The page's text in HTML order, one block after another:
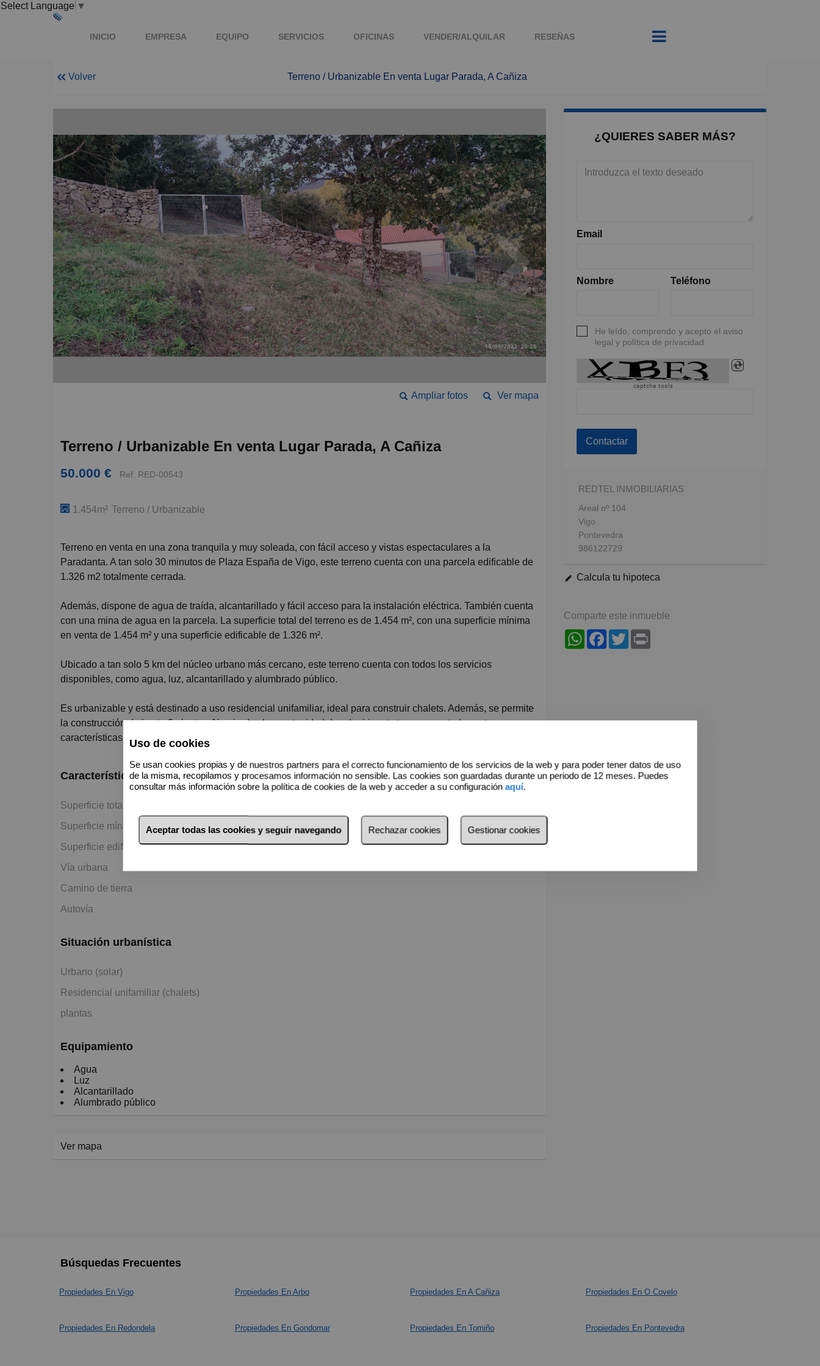
Select Language ▼
INICIO EMPRESA EQUIPO SERVICIOS OFICINAS VENDER/ALQUILAR RESEÑAS
Volver Terreno / Urbanizable En venta Lugar Parada, A Cañiza
Ver mapa
Ampliar fotos
Terreno / Urbanizable En venta Lugar Parada, A Cañiza
50.000 € Ref. RED-00543
1.454m² Terreno / Urbanizable
Terreno en venta en una zona tranquila y muy soleada, con fácil acceso y vistas espectaculares a la
Paradanta. A tan solo 30 minutos de Plaza España de Vigo, este terreno cuenta con una parcela edificable de
1.326 m2 totalmente cerrada.
Además, dispone de agua de traída, alcantarillado y fácil acceso para la instalación eléctrica. También cuenta
con una mina de agua en la parcela. La superficie total del terreno es de 1.454 m², con una superficie mínima
en venta de 1.454 m² y una superficie edificable de 1.326 m².
Ubicado a tan solo 5 km del núcleo urbano más cercano, este terreno cuenta con todos los servicios
disponibles, como agua, luz, alcantarillado y alumbrado público.
Es urbanizable y está destinado a uso residencial unifamiliar, ideal para construir chalets. Además, se permite
la construcción de hasta 2 plantas. No pierdas la oportunidad de adquirir este terreno con todas estas
características excepcionales. ¡Contáctanos ahora mismo!
Características básicas
Superficie total del terreno 1.454 m
Superficie mínima en venta 1.454 m
Superficie edificable 1.326 m2
Vía urbana
Camino de tierra
Autovía
Situación urbanística
Urbano (solar)
Residencial unifamiliar (chalets)
plantas
Equipamiento
Agua
Luz
Alcantarillado
Alumbrado público
¿QUIERES SABER MÁS?
Email
Nombre Teléfono
He leído, comprendo y acepto el aviso
legal y política de privacidad
captcha tools
Contactar
REDTEL INMOBILIARIAS
Areal nº 104
Vigo
Pontevedra
986122729
Calcula tu hipoteca
Comparte este inmueble
WhatsAppFacebook
Twitter
Ver mapa
Búsquedas Frecuentes
Propiedades En Vigo Propiedades En Arbo Propiedades En A Cañiza Propiedades En O Covelo
Propiedades En Redondela Propiedades En Gondomar Propiedades En Tomiño Propiedades En Pontevedra
Uso de cookies
Se usan cookies propias y de nuestros partners para el correcto funcionamiento de los servicios de la web y para poder tener datos de uso
de la misma, recopilamos y procesamos información no sensible. Las cookies son guardadas durante un periodo de 12 meses. Puedes
consultar más información sobre la política de cookies de la web y acceder a su configuraciónaquí.
Aceptar todas las cookies y seguir navegando Rechazar cookies Gestionar cookies